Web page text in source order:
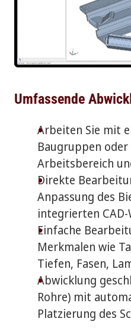
Umfassende
Arbeiten Sie mit
Baugruppen
Arbeitsbereich
Direkte
Anpassung des
integrierten CAD-
Einfache
Merkmalen wie
Tiefen, Fasen,
Abwicklung
Rohre) mit
Platzierung des